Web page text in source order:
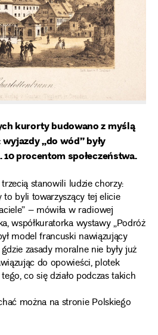
kurorty budowano z myślą
„do wód” były
procentom społeczeństwa.
stanowili ludzie chorzy:
byli towarzyszący tej elicie
– mówiła w radiowej
współkuratorka wystawy „Podróż
model francuski nawiązujący
zasady moralne nie były już
do opowieści, plotek
co się działo podczas takich
można na stronie Polskiego